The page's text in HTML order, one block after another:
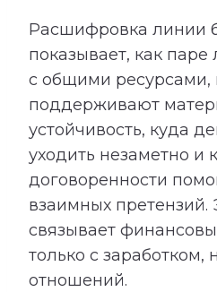
Расшифровка линии
показывает, как
с общими ресурсами,
поддерживают
устойчивость, куда
уходить незаметно и
договоренности
взаимных претензий.
связывает
только с заработком,
отношений.